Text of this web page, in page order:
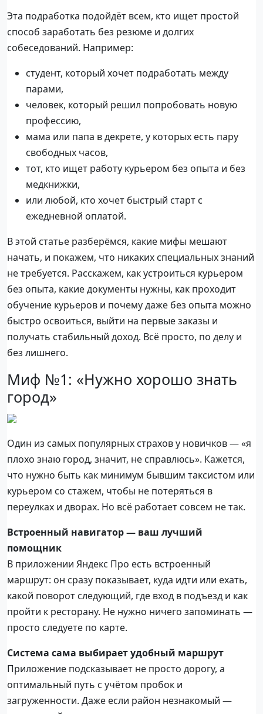
Эта подработка подойдёт всем, кто ищет простой
способ заработать без резюме и долгих
собеседований. Например:
студент, который хочет подработать между
парами,
человек, который решил попробовать новую
профессию,
мама или папа в декрете, у которых есть пару
свободных часов,
тот, кто ищет работу курьером без опыта и без
медкнижки,
или любой, кто хочет быстрый старт с
ежедневной оплатой.
В этой статье разберёмся, какие мифы мешают
начать, и покажем, что никаких специальных знаний
не требуется. Расскажем, как устроиться курьером
без опыта, какие документы нужны, как проходит
обучение курьеров и почему даже без опыта можно
быстро освоиться, выйти на первые заказы и
получать стабильный доход. Всё просто, по делу и
без лишнего.
Миф №1: «Нужно хорошо знать
город»
Один из самых популярных страхов у новичков — «я
плохо знаю город, значит, не справлюсь». Кажется,
что нужно быть как минимум бывшим таксистом или
курьером со стажем, чтобы не потеряться в
переулках и дворах. Но всё работает совсем не так.
Встроенный навигатор — ваш лучший
помощник
В приложении Яндекс Про есть встроенный
маршрут: он сразу показывает, куда идти или ехать,
какой поворот следующий, где вход в подъезд и как
пройти к ресторану. Не нужно ничего запоминать —
просто следуете по карте.
Система сама выбирает удобный маршрут
Приложение подсказывает не просто дорогу, а
оптимальный путь с учётом пробок и
загруженности. Даже если район незнакомый —